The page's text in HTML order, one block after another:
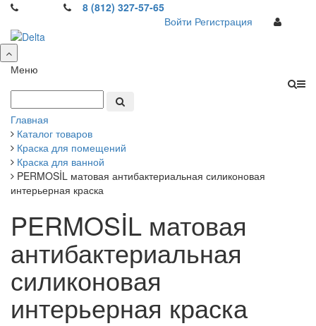
8 (812) 327-57-65
Войти Регистрация
Меню
Главная
Каталог товаров
Краска для помещений
Краска для ванной
PERMOSİL матовая антибактериальная силиконовая
интерьерная краска
PERMOSİL матовая
антибактериальная
силиконовая
интерьерная краска